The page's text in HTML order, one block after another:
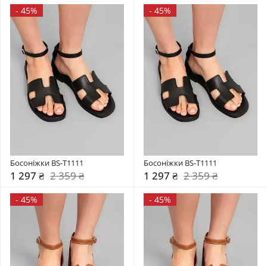
- 45%
Босоніжки BS-T1111
1 297 ₴ 2 359 ₴
- 45%
Босоніжки BS-T1111
1 297 ₴ 2 359 ₴
- 45% - 45%